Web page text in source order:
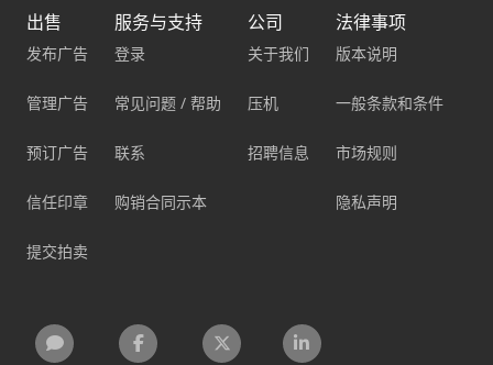
出售
发布广告
管理广告
预订广告
信任印章
提交拍卖
服务与支持
登录
常见问题 / 帮助
联系
购销合同示本
公司
关于我们
压机
招聘信息
法律事项
版本说明
一般条款和条件
市场规则
隐私声明